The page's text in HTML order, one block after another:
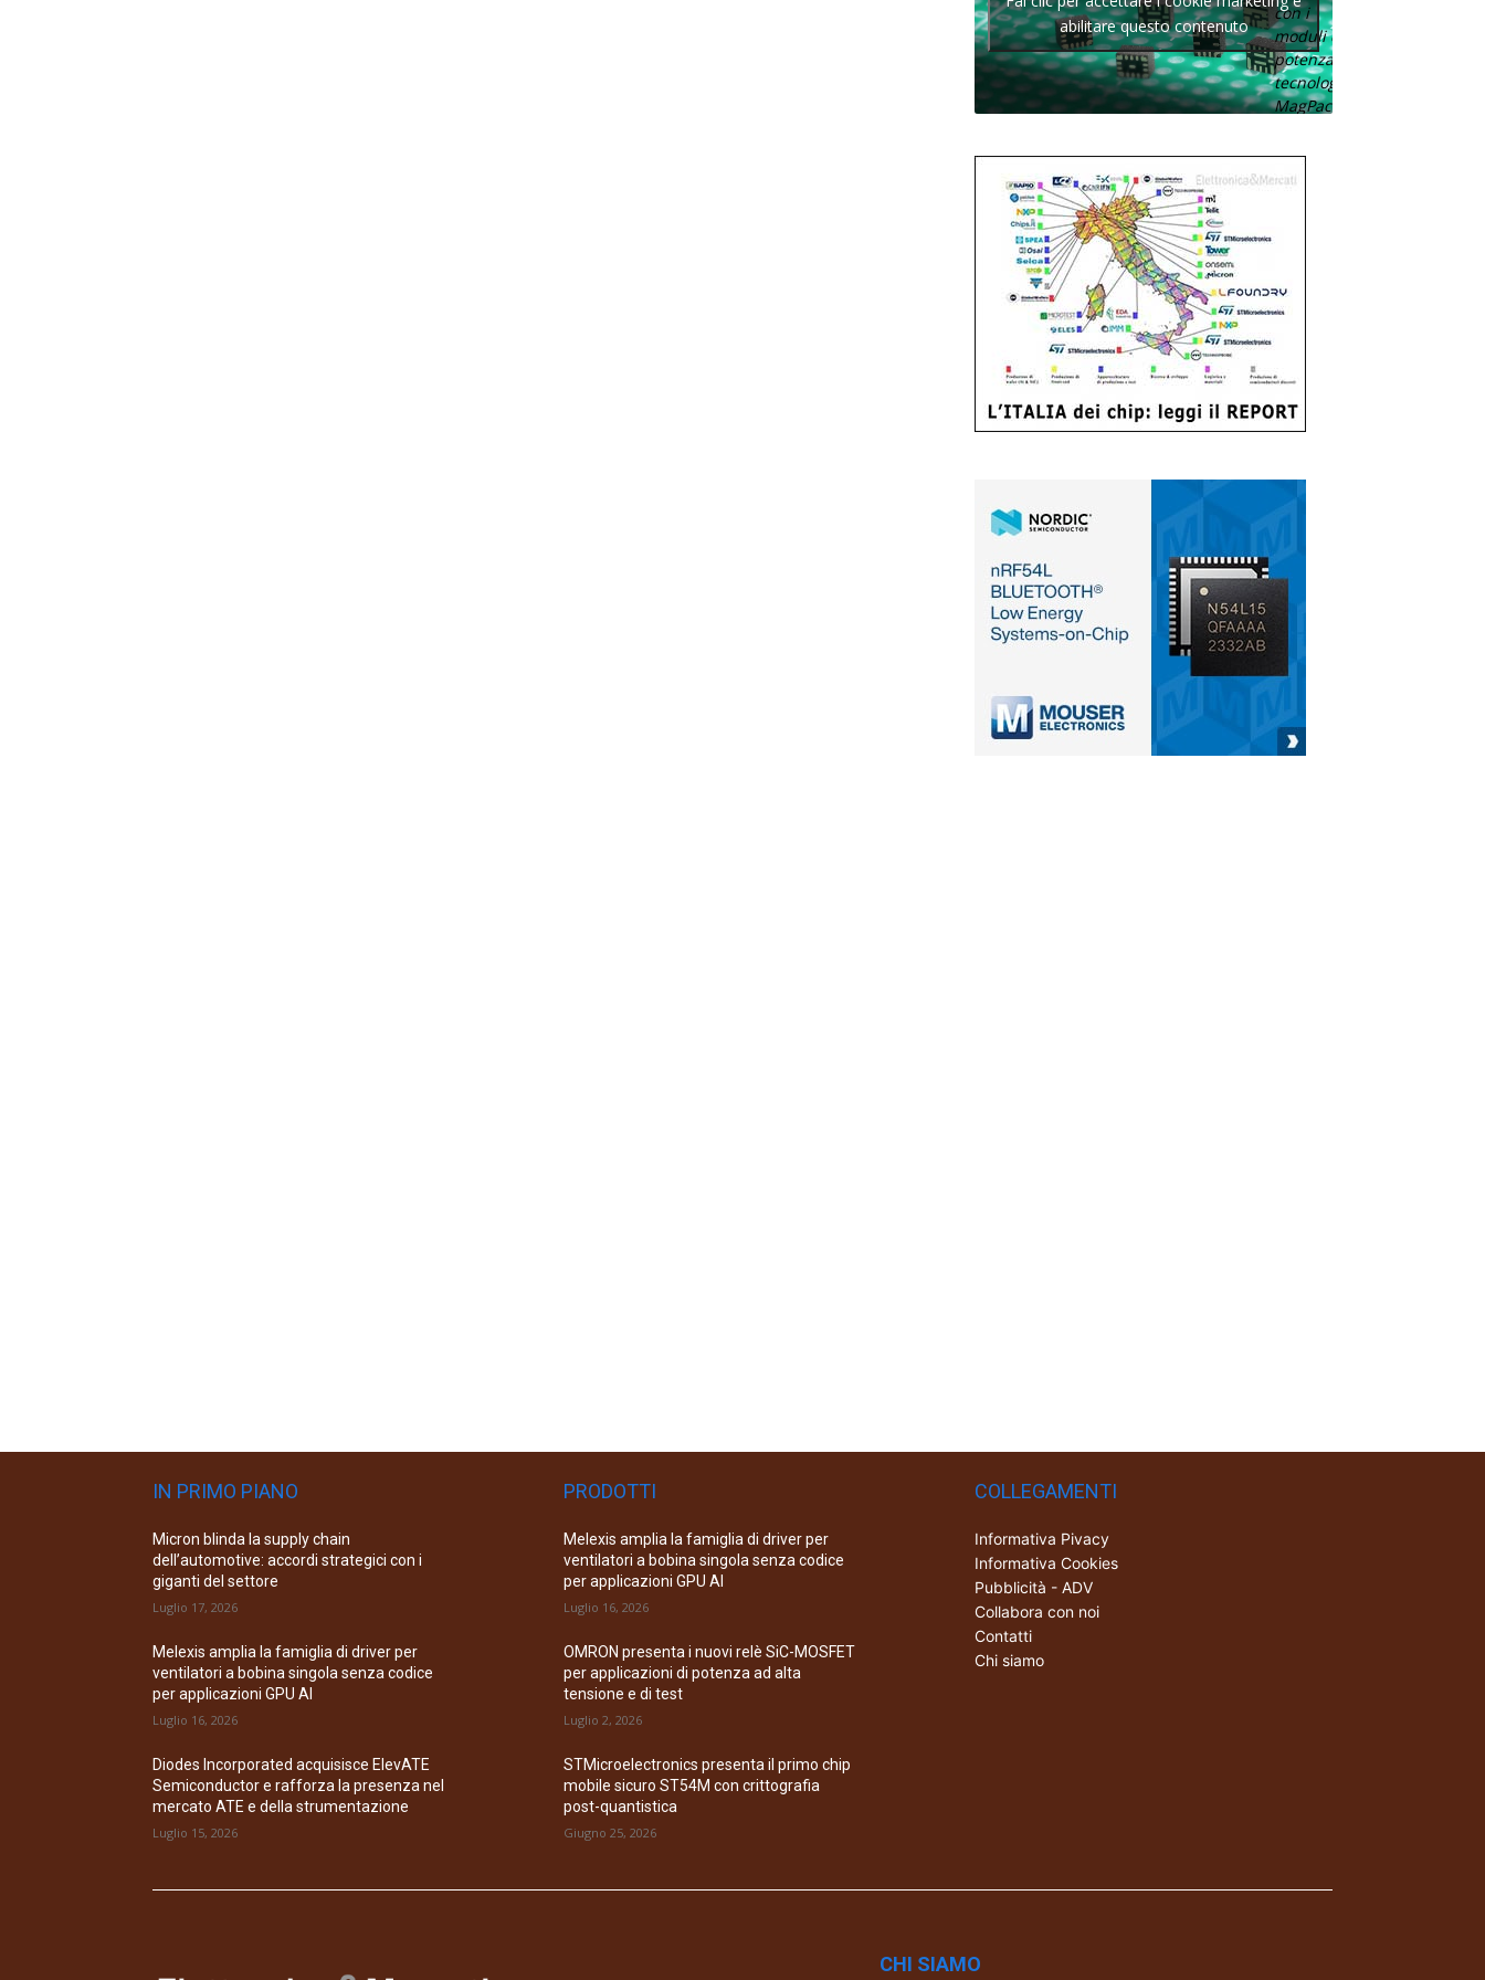
con i
moduli di
potenza con
tecnologia
MagPack.
abilitare questo contenuto
IN PRIMO PIANO
Micron blinda la supply chain
dell’automotive: accordi strategici con i
giganti del settore
Luglio 17, 2026
Melexis amplia la famiglia di driver per
ventilatori a bobina singola senza codice
per applicazioni GPU AI
Luglio 16, 2026
Diodes Incorporated acquisisce ElevATE
Semiconductor e rafforza la presenza nel
mercato ATE e della strumentazione
Luglio 15, 2026
PRODOTTI
Melexis amplia la famiglia di driver per
ventilatori a bobina singola senza codice
per applicazioni GPU AI
Luglio 16, 2026
OMRON presenta i nuovi relè SiC-MOSFET
per applicazioni di potenza ad alta
tensione e di test
Luglio 2, 2026
STMicroelectronics presenta il primo chip
mobile sicuro ST54M con crittografia
post-quantistica
Giugno 25, 2026
COLLEGAMENTI
Informativa Pivacy
Informativa Cookies
Pubblicità - ADV
Collabora con noi
Contatti
Chi siamo
CHI SIAMO